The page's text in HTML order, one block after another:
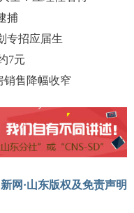
捕
专招应届生
7元
销售降幅收窄
网·山东版权及免责声明